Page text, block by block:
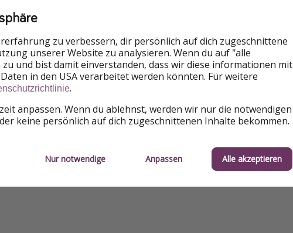
zu verbessern, dir persönlich auf dich zugeschnittene
unserer Website zu analysieren. Wenn du auf "alle
und bist damit einverstanden, dass wir diese informationen mit
in den USA verarbeitet werden könnten. Für weitere
.
anpassen. Wenn du ablehnst, werden wir nur die notwendigen
keine persönlich auf dich zugeschnittenen Inhalte bekommen.
Nur notwendige Anpassen Alle akzeptieren